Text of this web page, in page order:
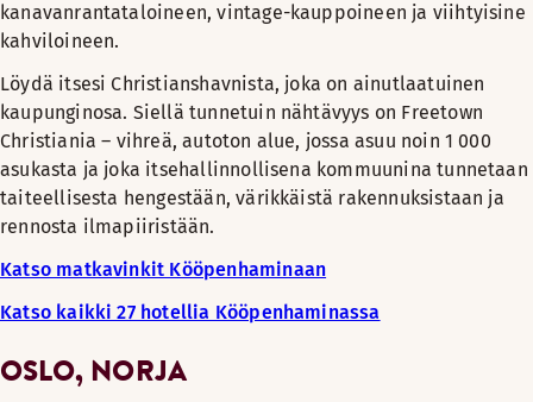
kanavanrantataloineen, vintage-kauppoineen ja viihtyisine
kahviloineen.
Löydä itsesi Christianshavnista, joka on ainutlaatuinen
kaupunginosa. Siellä tunnetuin nähtävyys on Freetown
Christiania – vihreä, autoton alue, jossa asuu noin 1 000
asukasta ja joka itsehallinnollisena kommuunina tunnetaan
taiteellisesta hengestään, värikkäistä rakennuksistaan ja
rennosta ilmapiiristään.
Katso matkavinkit Kööpenhaminaan
Katso kaikki 27 hotellia Kööpenhaminassa
OSLO, NORJA